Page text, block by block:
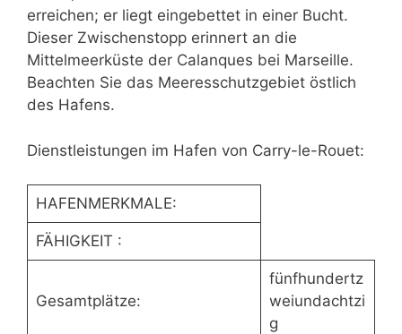
erreichen; er liegt eingebettet in einer Bucht.
Dieser Zwischenstopp erinnert an die
Mittelmeerküste der Calanques bei Marseille.
Beachten Sie das Meeresschutzgebiet östlich
des Hafens.
Dienstleistungen im Hafen von Carry-le-Rouet:
HAFENMERKMALE:
FÄHIGKEIT :
Gesamtplätze:
fünfhundertz
weiundachtzi
g